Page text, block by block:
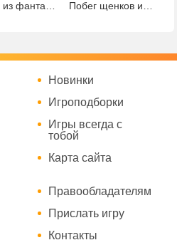
Новинки
Игроподборки
Игры всегда с
тобой
Карта сайта
Правообладателям
Прислать игру
Контакты